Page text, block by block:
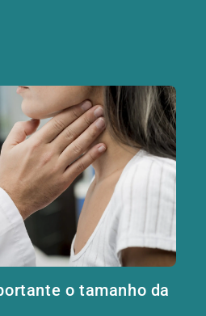
o tamanho da